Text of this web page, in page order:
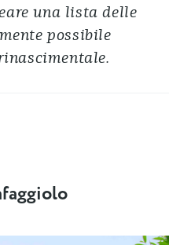
una lista delle
possibile